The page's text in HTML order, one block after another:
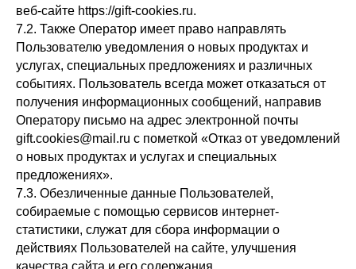
веб-сайте httpsː//gift-cookies.ru.
7.2. Также Оператор имеет право направлять
Пользователю уведомления о новых продуктах и
услугах, специальных предложениях и различных
событиях. Пользователь всегда может отказаться от
получения информационных сообщений, направив
Оператору письмо на адрес электронной почты
gift.cookies@mail.ru с пометкой «Отказ от уведомлений
о новых продуктах и услугах и специальных
предложениях».
7.3. Обезличенные данные Пользователей,
собираемые с помощью сервисов интернет-
статистики, служат для сбора информации о
действиях Пользователей на сайте, улучшения
качества сайта и его содержания.